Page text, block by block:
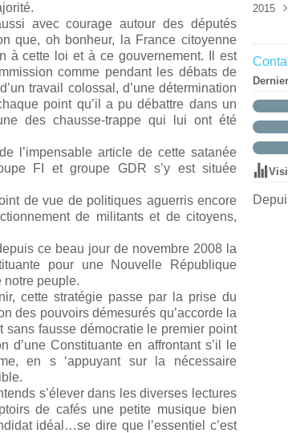
avec courage autour des députés
que, oh bonheur, la France citoyenne
à cette loi et à ce gouvernement. Il est
comme pendant les débats de
travail colossal, d’une détermination
point qu’il a pu débattre dans un
des chausse-trappe qui lui ont été
l’impensable article de cette satanée
FI et groupe GDR s’y est située
de vue de politiques aguerris encore
de militants et de citoyens,
ce beau jour de novembre 2008 la
pour une Nouvelle République
notre peuple.
cette stratégie passe par la prise du
des pouvoirs démesurés qu’accorde la
fausse démocratie le premier point
d’une Constituante en affrontant s’il le
en s ‘appuyant sur la nécessaire
s’élever dans les diverses lectures
de cafés une petite musique bien
idéal…se dire que l’essentiel c’est
Avril
Juin
Juin
Mai
Juin
Mai
Août
Juin
Mai
Juin
Mai
2015